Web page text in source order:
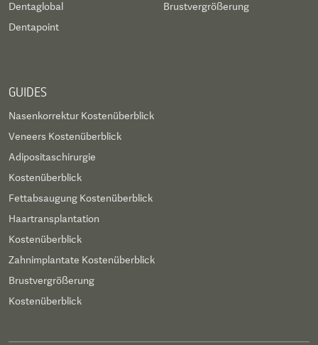
Dentaglobal
Dentapoint
Brustvergrößerung
GUIDES
Nasenkorrektur Kostenüberblick
Veneers Kostenüberblick
Adipositaschirurgie
Kostenüberblick
Fettabsaugung Kostenüberblick
Haartransplantation
Kostenüberblick
Zahnimplantate Kostenüberblick
Brustvergrößerung
Kostenüberblick